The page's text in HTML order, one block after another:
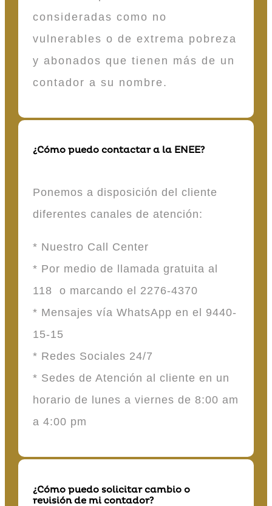
consideradas como no
vulnerables o de extrema pobreza
y abonados que tienen más de un
contador a su nombre.
¿Cómo puedo contactar a la ENEE?
Ponemos a disposición del cliente
diferentes canales de atención:
* Nuestro Call Center
* Por medio de llamada gratuita al
118 o marcando el 2276-4370
* Mensajes vía WhatsApp en el 9440-
15-15
* Redes Sociales 24/7
* Sedes de Atención al cliente en un
horario de lunes a viernes de 8:00 am
a 4:00 pm
¿Cómo puedo solicitar cambio o
revisión de mi contador?